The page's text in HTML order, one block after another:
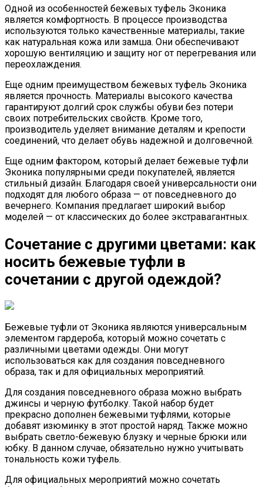
Одной из особенностей бежевых туфель Эконика
является комфортность. В процессе производства
используются только качественные материалы, такие
как натуральная кожа или замша. Они обеспечивают
хорошую вентиляцию и защиту ног от перегревания или
переохлаждения.
Еще одним преимуществом бежевых туфель Эконика
является прочность. Материалы высокого качества
гарантируют долгий срок службы обуви без потери
своих потребительских свойств. Кроме того,
производитель уделяет внимание деталям и крепости
соединений, что делает обувь надежной и долговечной.
Еще одним фактором, который делает бежевые туфли
Эконика популярными среди покупателей, является
стильный дизайн. Благодаря своей универсальности они
подходят для любого образа — от повседневного до
вечернего. Компания предлагает широкий выбор
моделей — от классических до более экстравагантных.
Сочетание с другими цветами: как
носить бежевые туфли в
сочетании с другой одеждой?
Бежевые туфли от Эконика являются универсальным
элементом гардероба, который можно сочетать с
различными цветами одежды. Они могут
использоваться как для создания повседневного
образа, так и для официальных мероприятий.
Для создания повседневного образа можно выбрать
джинсы и черную футболку. Такой набор будет
прекрасно дополнен бежевыми туфлями, которые
добавят изюминку в этот простой наряд. Также можно
выбрать светло-бежевую блузку и черные брюки или
юбку. В данном случае, обязательно нужно учитывать
тональность кожи туфель.
Для официальных мероприятий можно сочетать